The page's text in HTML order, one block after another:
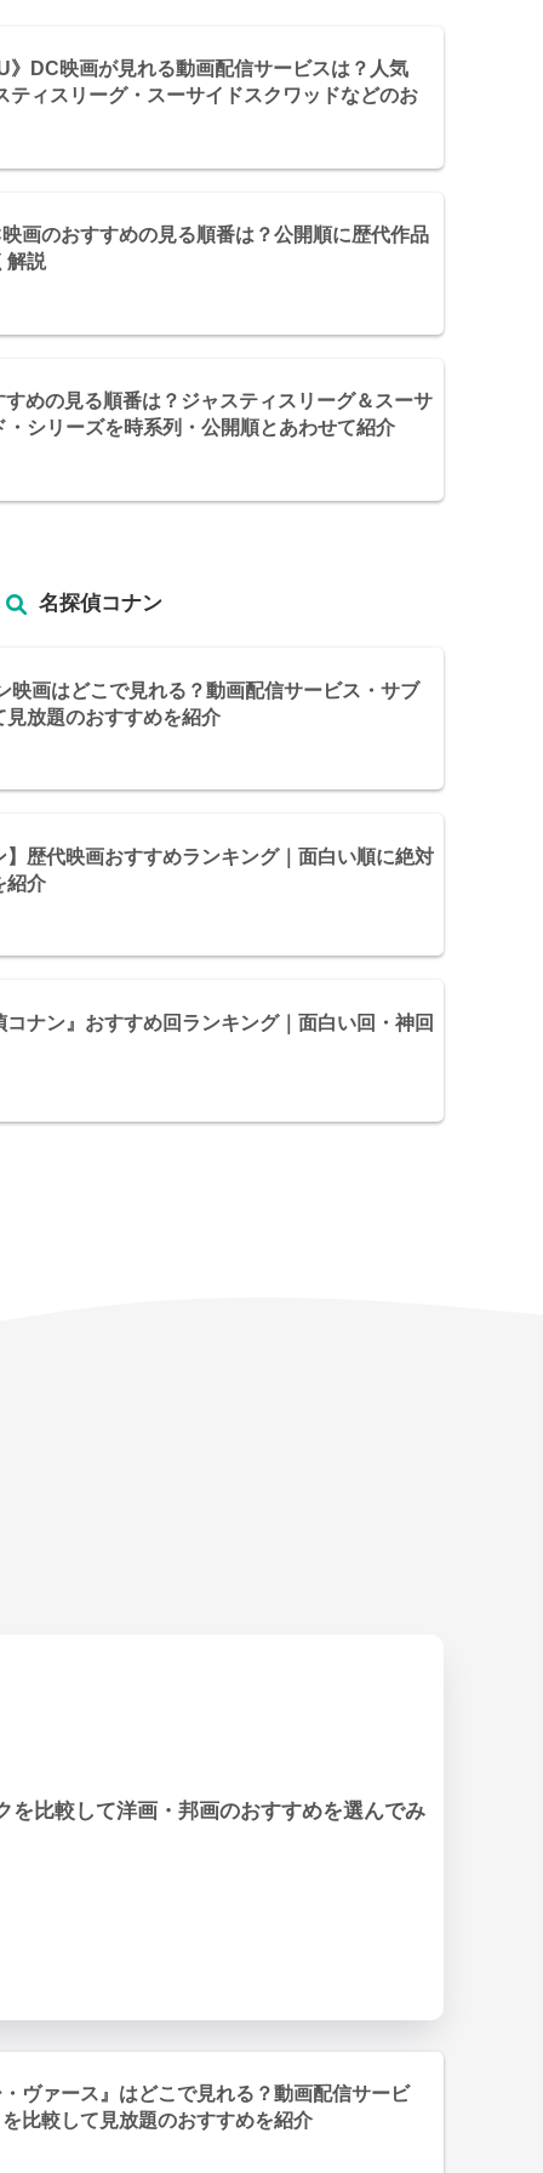
》DC映画が見れる動画配信サービスは？人気
ティスリーグ・スーサイドスクワッドなどのお
画のおすすめの見る順番は？公開順に歴代作品
解説
めの見る順番は？ジャスティスリーグ＆スーサ
・シリーズを時系列・公開順とあわせて紹介
名探偵コナン
映画はどこで見れる？動画配信サービス・サブ
見放題のおすすめを紹介
】歴代映画おすすめランキング｜面白い順に絶対
紹介
コナン』おすすめ回ランキング｜面白い回・神回
比較して洋画・邦画のおすすめを選んでみ
ヴァース』はどこで見れる？動画配信サービ
比較して見放題のおすすめを紹介